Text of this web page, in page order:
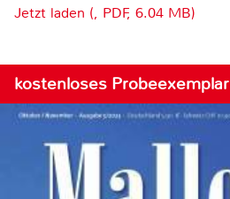
Jetzt laden (, PDF, 6.04 MB)
kostenloses Probeexemplar